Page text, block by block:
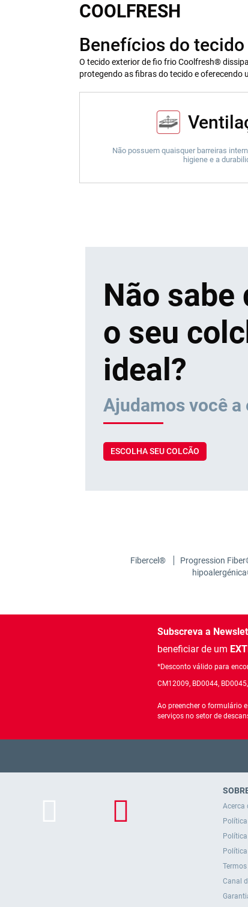
COOLFRESH
Benefícios do
O tecido exterior de fio frio Coolfresh®
protegendo as fibras do tecido e oferecendo
Não possuem quaisquer barreiras
higiene e a
Não sabe
o seu
ideal?
Ajudamos você a
ESCOLHA SEU COLCÃO
Fibercel® Progression
Subscreva a
beneficiar de um
*Desconto válido para
CM12009, BD0044,
Ao preencher o formulário
serviços no setor de
Acerca
Canal